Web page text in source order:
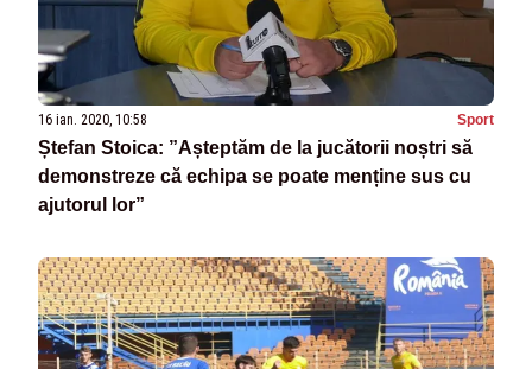
16 ian. 2020, 10:58 Sport
Ștefan Stoica: ”Așteptăm de la jucătorii noștri să
demonstreze că echipa se poate menține sus cu
ajutorul lor”